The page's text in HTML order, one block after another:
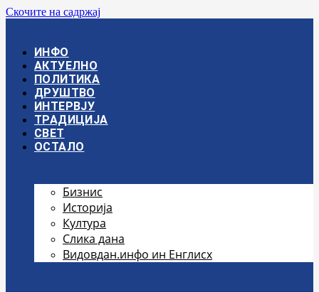
Скочите на садржај
ИНФО
АКТУЕЛНО
ПОЛИТИКА
ДРУШТВО
ИНТЕРВЈУ
ТРАДИЦИЈА
СВЕТ
ОСТАЛО
Бизнис
Историја
Култура
Слика дана
Видовдан.инфо ин Енглисх